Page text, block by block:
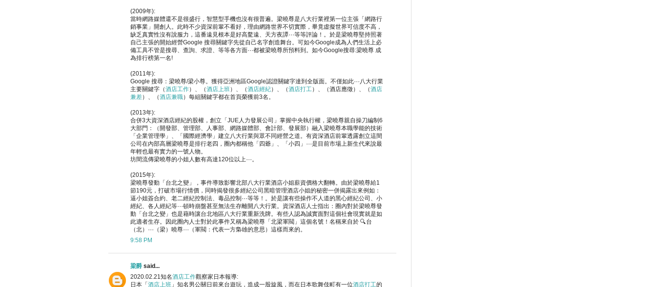
(2009年):
當時網路媒體還不是很盛行，智慧型手機也沒有很普遍。梁曉尊是八大行業裡第一位主張「網路行
銷事業」開創人。此時不少資深前輩不看好，理由網路世界不切實際，畢竟虛擬世界可信度不高，
缺乏真實性沒有說服力，這番遠見根本是好高騖遠、天方夜譚⋯等等評論！。於是梁曉尊堅持照著
自己主張的開始經營Google 搜尋關鍵字先從自己名字創造舞台。可如今Google成為人們生活上必
備工具不管是搜尋、查詢、求證、等等各方面⋯都被梁曉尊所預料到。如今Google搜尋:梁曉尊 成
為排行榜第一名!
(2011年):
Google 搜尋：梁曉尊/梁小尊。獲得亞洲地區Google認證關鍵字達到全版面。不僅如此⋯八大行業
主要關鍵字（酒店工作）、（酒店上班）、（酒店經紀）、（酒店打工）、（酒店應徵）、（酒店
兼差）、（酒店兼職）每組關鍵字都在首頁榮獲前3名。
(2013年):
合併3大資深酒店經紀的股權，創立「JUE人力發展公司」掌握中央執行權，梁曉尊親自操刀編制6
大部門：（開發部、管理部、人事部、網路媒體部、會計部、發展部）融入梁曉尊本職學能的技術
「企業管理學」、「國際經濟學」建立八大行業與眾不同經營之道。有資深酒店前輩透露創立這間
公司在內部高層梁曉尊是排行老四，圈內都稱他「四爺」、「小四」⋯是目前市場上新生代來說最
年輕也最有實力的一號人物。
坊間流傳梁曉尊的小姐人數有高達120位以上⋯。
(2015年):
梁曉尊發動「台北之變」，事件導致影響北部八大行業酒店小姐薪資價格大翻轉。由於梁曉尊給1
節190元，打破市場行情價，同時揭發很多經紀公司黑暗管理酒店小姐的秘密一併揭露出來例如：
逼小姐簽合約、老二經紀控制法、毒品控制⋯等等！。於是讓有些操作不人道的黑心經紀公司、小
經紀、各人經紀等⋯頓時崩盤甚至無法生存離開八大行業。資深酒店人士指出：圈內對於梁曉尊發
動「台北之變」也是藉時讓台北地區八大行業重新洗牌。有些人認為誠實面對這個社會現實就是如
此適者生存。因此圈內人士對於此事件又稱為梁曉尊「北梁軍閥」這個名號！名稱來自於 🔍台
（北）⋯（梁）曉尊⋯（軍閥：代表一方梟雄的意思）這樣而來的。
9:58 PM
梁爵 said...
2020.02.21知名酒店工作觀察家日本報導:
日本「 酒店上班 」知名男公關日前來台遊玩，造成一股旋風，而在日本歌舞伎町有一位酒店打工的